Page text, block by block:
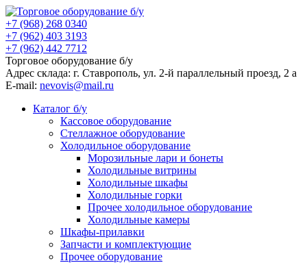
+7 (968) 268 0340
+7 (962) 403 3193
+7 (962) 442 7712
Торговое оборудование б/у
Адрес склада: г. Ставрополь, ул. 2-й параллельный проезд, 2 a
E-mail: nevovis@mail.ru
Каталог б/у
Кассовое оборудование
Стеллажное оборудование
Холодильное оборудование
Морозильные лари и бонеты
Холодильные витрины
Холодильные шкафы
Холодильные горки
Прочее холодильное оборудование
Холодильные камеры
Шкафы-прилавки
Запчасти и комплектующие
Прочее оборудование